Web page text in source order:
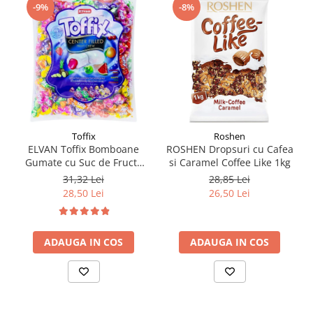
-9%
Toffix
ELVAN Toffix Bomboane
Gumate cu Suc de Fructe
1Kg
31,32 Lei
28,50 Lei
ADAUGA IN COS
-8%
Roshen
ROSHEN Dropsuri cu Cafea
si Caramel Coffee Like 1kg
28,85 Lei
26,50 Lei
ADAUGA IN COS